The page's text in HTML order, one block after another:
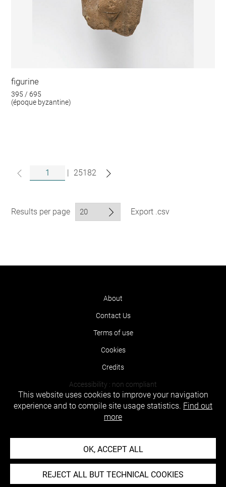
figurine
395 / 695
(époque byzantine)
| 25182
Results per page Export .csv
About
Contact Us
Terms of use
Cookies
Credits
Accessibility : non compliant
This website uses cookies to improve your navigation
experience and to compile site usage statistics. Find out
more
OK, ACCEPT ALL
REJECT ALL BUT TECHNICAL COOKIES